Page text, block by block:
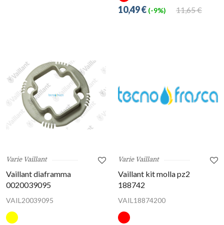
11,65 €
10,49 € (-9%)
Varie Vaillant
Vaillant diaframma
0020039095
VAIL20039095
Varie Vaillant
Vaillant kit molla pz2
188742
VAIL18874200